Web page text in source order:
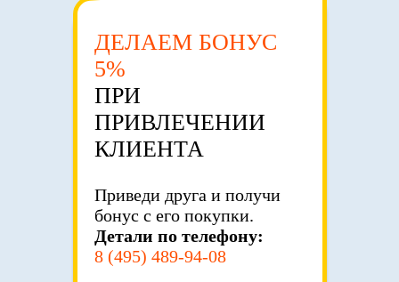
ДЕЛАЕМ БОНУС
5%
ПРИ
ПРИВЛЕЧЕНИИ
КЛИЕНТА
Приведи друга и получи
бонус с его покупки.
Детали по телефону:
8 (495) 489-94-08